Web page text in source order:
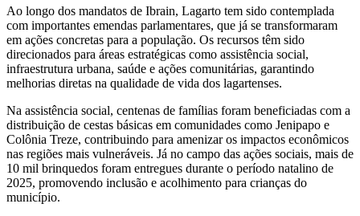
Ao longo dos mandatos de Ibrain, Lagarto tem sido contemplada
com importantes emendas parlamentares, que já se transformaram
em ações concretas para a população. Os recursos têm sido
direcionados para áreas estratégicas como assistência social,
infraestrutura urbana, saúde e ações comunitárias, garantindo
melhorias diretas na qualidade de vida dos lagartenses.
Na assistência social, centenas de famílias foram beneficiadas com a
distribuição de cestas básicas em comunidades como Jenipapo e
Colônia Treze, contribuindo para amenizar os impactos econômicos
nas regiões mais vulneráveis. Já no campo das ações sociais, mais de
10 mil brinquedos foram entregues durante o período natalino de
2025, promovendo inclusão e acolhimento para crianças do
município.